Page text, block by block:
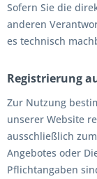
Sofern Sie die
anderen
es technisch
Registrierung
Zur Nutzung
unserer Website
ausschließlich
Angebotes oder
Pflichtangaben